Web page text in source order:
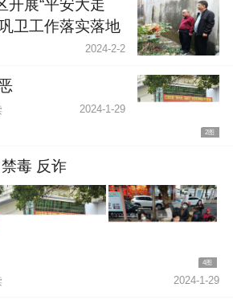
开展“平安大走
卫工作落实落地
2024-2-2
2图
2024-1-29
毒 反诈
4图
2024-1-29